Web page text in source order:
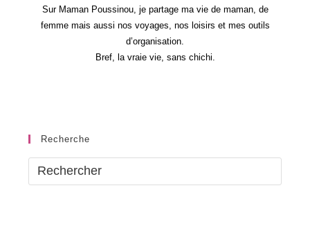
Sur Maman Poussinou, je partage ma vie de maman, de
femme mais aussi nos voyages, nos loisirs et mes outils
d’organisation.
Bref, la vraie vie, sans chichi.
Recherche